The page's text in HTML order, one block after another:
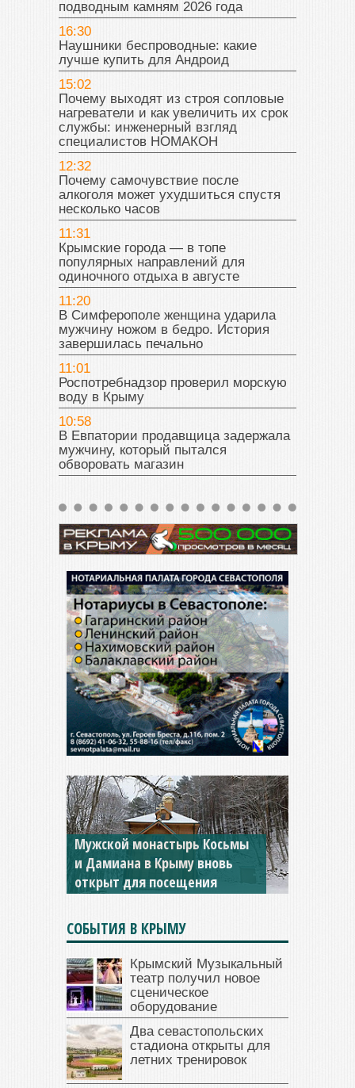
подводным камням 2026 года
16:30
Наушники беспроводные: какие
лучше купить для Андроид
15:02
Почему выходят из строя сопловые
нагреватели и как увеличить их срок
службы: инженерный взгляд
специалистов НОМАКОН
12:32
Почему самочувствие после
алкоголя может ухудшиться спустя
несколько часов
11:31
Крымские города — в топе
популярных направлений для
одиночного отдыха в августе
11:20
В Симферополе женщина ударила
мужчину ножом в бедро. История
завершилась печально
11:01
Роспотребнадзор проверил морскую
воду в Крыму
10:58
В Евпатории продавщица задержала
мужчину, который пытался
обворовать магазин
Мужской монастырь Косьмы
и Дамиана в Крыму вновь
открыт для посещения
СОБЫТИЯ В КРЫМУ
Крымский Музыкальный
театр получил новое
сценическое
оборудование
Два севастопольских
стадиона открыты для
летних тренировок